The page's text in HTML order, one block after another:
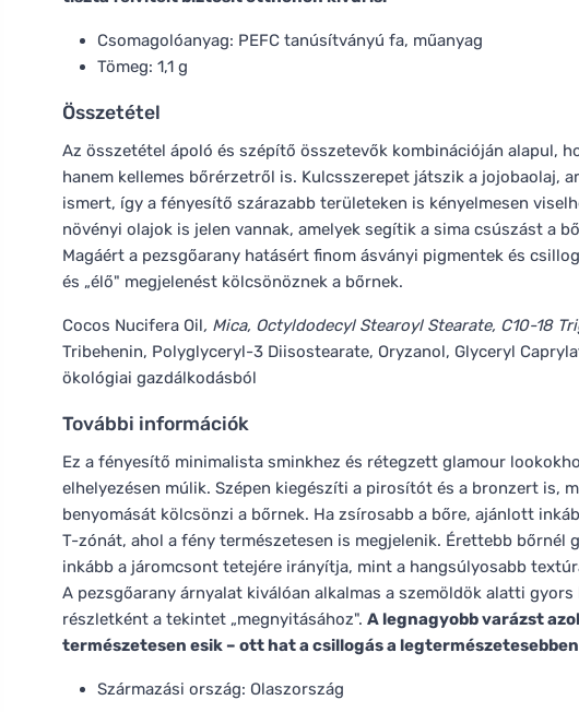
Csomagolóanyag: PEFC tanúsítványú fa, műanyag
Tömeg: 1,1 g
Összetétel
Az összetétel ápoló és szépítő összetevők kombinációján alapul,
hanem kellemes bőrérzetről is. Kulcsszerepet játszik a jojobaolaj,
ismert, így a fényesítő szárazabb területeken is kényelmesen
növényi olajok is jelen vannak, amelyek segítik a sima csúszást a
Magáért a pezsgőarany hatásért finom ásványi pigmentek és
és „élő" megjelenést kölcsönöznek a bőrnek.
Cocos Nucifera Oil, Mica, Octyldodecyl Stearoyl Stearate, C10-18
Tribehenin, Polyglyceryl-3 Diisostearate, Oryzanol, Glyceryl
ökológiai gazdálkodásból
További információk
Ez a fényesítő minimalista sminkhez és rétegzett glamour
elhelyezésen múlik. Szépen kiegészíti a pirosítót és a bronzert is,
benyomását kölcsönzi a bőrnek. Ha zsírosabb a bőre, ajánlott
T-zónát, ahol a fény természetesen is megjelenik. Érettebb bőrnél
inkább a járomcsont tetejére irányítja, mint a hangsúlyosabb
A pezsgőarany árnyalat kiválóan alkalmas a szemöldök alatti
részletként a tekintet „megnyitásához". A legnagyobb varázst
természetesen esik – ott hat a csillogás a
Származási ország: Olaszország